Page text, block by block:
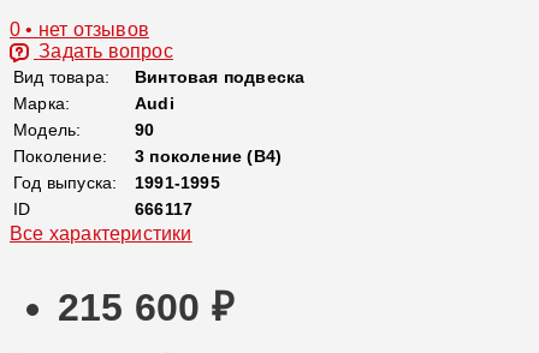
0 • нет отзывов
Задать вопрос
Вид товара:
Винтовая подвеска
Марка:
Audi
Модель:
90
Поколение:
3 поколение (B4)
Год выпуска:
1991-1995
ID
666117
Все характеристики
215 600 ₽